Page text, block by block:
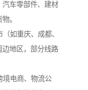
汽车零部件、建材
物。
如重庆、成都、
边地区，部分线路
境电商、物流公